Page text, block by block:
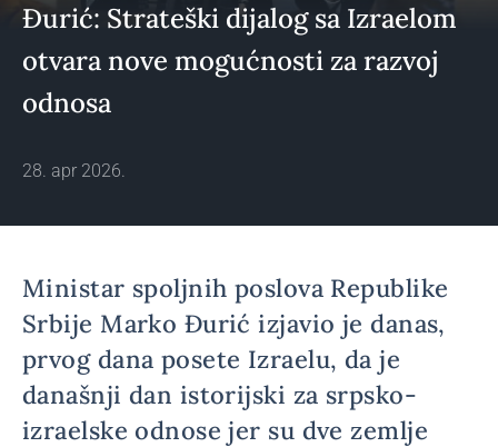
Đurić: Strateški dijalog sa Izraelom
otvara nove mogućnosti za razvoj
odnosa
28. apr 2026.
Ministar spoljnih poslova Republike
Srbije Marko Đurić izjavio je danas,
prvog dana posete Izraelu, da je
današnji dan istorijski za srpsko-
izraelske odnose jer su dve zemlje